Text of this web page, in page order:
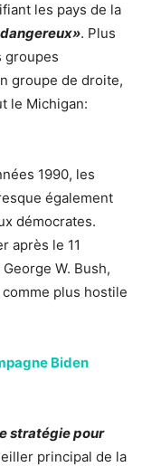
les pays de la
. Plus
groupes
groupe de droite,
le Michigan:
1990, les
également
démocrates.
après le 11
W. Bush,
plus hostile
Biden
stratégie pour
principal de la